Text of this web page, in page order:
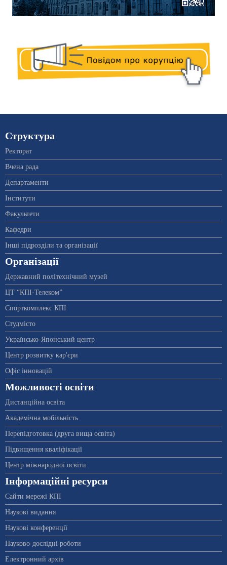
Структура
Ректорат
Вчена рада
Департаменти
Інститути
Факультети
Кафедри
Інші підрозділи та організації
Організації
Державний політехнічний музей
ЦТ “КПІ-Телеком”
Спорткомплекс КПІ
Студмісто
Українсько-Японський центр
Центр розвитку кар'єри
Офіс інновацій
Можливості освіти
Дистанційна освіта
Академічна мобільність
Перепідготовка (друга вища освіта)
Підвищення кваліфікації
Центр міжнародної освіти
Інформаційні ресурси
Сайти мережі КПІ
Наукові видання
Наукові конференції
Науково-дослідні роботи
Електронний архів